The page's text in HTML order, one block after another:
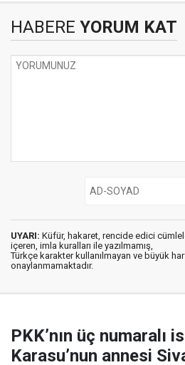
HABERE YORUM KAT
UYARI: Küfür, hakaret, rencide edici
içeren, imla kuralları ile yazılmamış,
Türkçe karakter kullanılmayan ve büyük
onaylanmamaktadır.
PKK’nın üç numaralı
Karasu’nun annesi